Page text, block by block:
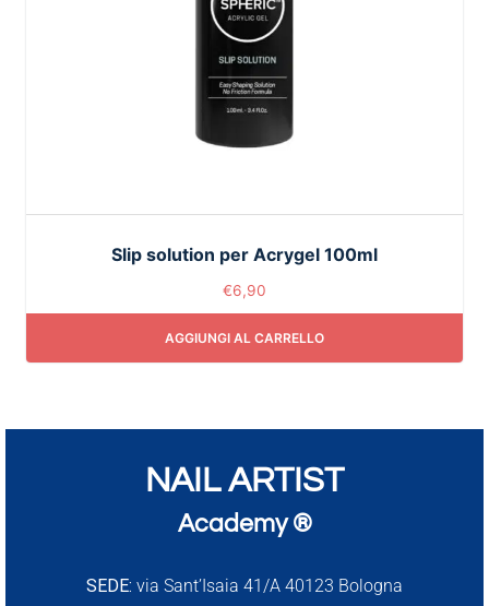
Slip solution per Acrygel 100ml
€6,90
AGGIUNGI AL CARRELLO
NAIL ARTIST
Academy ®
SEDE: via Sant’Isaia 41/A 40123 Bologna